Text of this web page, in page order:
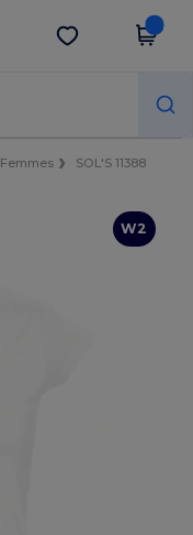
Obtenir l'appli
Femmes SOL'S 11388
W2